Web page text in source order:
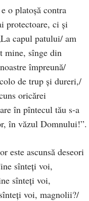
o platoşă contra
protectoare, ci şi
capul patului/ am
mine, sînge din
împreună/
de trup şi dureri,/
oricărei
în pîntecul tău s-a
în văzul Domnului!”.
este ascunsă deseori
sînteţi voi,
sînteţi voi,
voi, magnolii?/